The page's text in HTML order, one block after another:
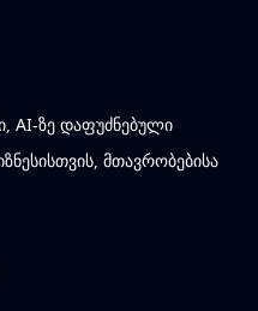
AI-ზე დაფუძნებული
მთავრობებისა